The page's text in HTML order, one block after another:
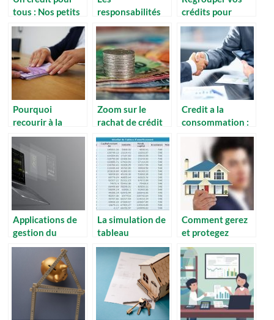
tous : Nos petits
conseils
responsabilités
des partis dans
un contrat de
crédit
crédits pour
diminuer vos
échéances
Pourquoi
recourir à la
restructuration
de crédit ?
Zoom sur le
rachat de crédit
avec trésorerie
Credit a la
consommation :
les points a
savoirs
Applications de
gestion du
budget familial –
les meilleures
solutions
La simulation de
tableau
d’amortissement
: comment ca se
faire ?
Comment gerez
et protegez
efficacement sa
patrimoine